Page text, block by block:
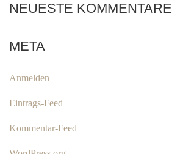
NEUESTE KOMMENTARE
META
Anmelden
Eintrags-Feed
Kommentar-Feed